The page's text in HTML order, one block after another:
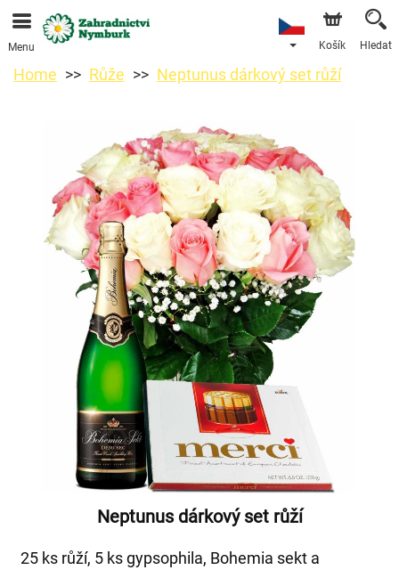
Objednávky přes e-shop přijímáme. Nejbližší možné
doručení je od 11.8.2026 z důvodu dovolené.
Menu Košík Hledat
Home Růže Neptunus dárkový set růží
Neptunus dárkový set růží
25 ks růží, 5 ks gypsophila, Bohemia sekt a